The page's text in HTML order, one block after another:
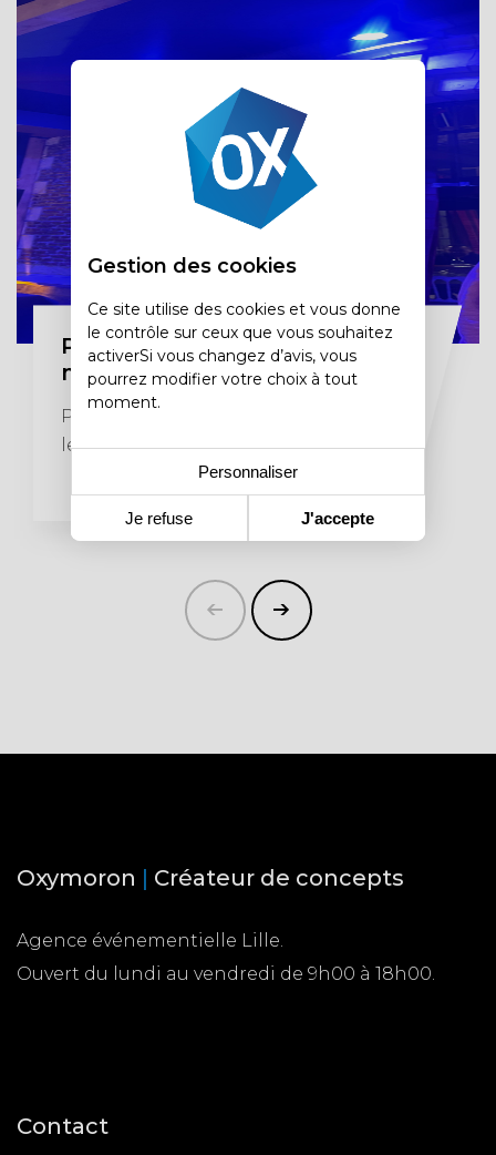
Prestation échassier
miroir
Prestation idéale pour une soirée sur
le thème disco !
Oxymoron | Créateur de concepts
Agence événementielle Lille.
Ouvert du lundi au vendredi de 9h00 à 18h00.
Contact
Gestion des cookies
Ce site utilise des cookies et vous donne
le contrôle sur ceux que vous souhaitez
activerSi vous changez d’avis, vous
pourrez modifier votre choix à tout
moment.
Je refuse
Personnaliser
J'accepte